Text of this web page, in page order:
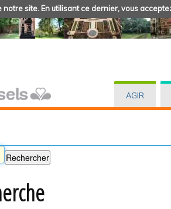
site. En utilisant ce dernier, vous
AGIR